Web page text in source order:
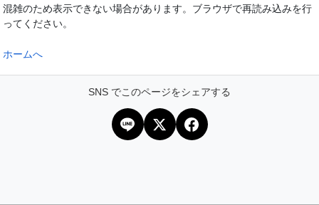
混雑のため表示できない場合があります。ブラウザで再読み込みを行
ってください。
ホームへ
SNS でこのページをシェアする